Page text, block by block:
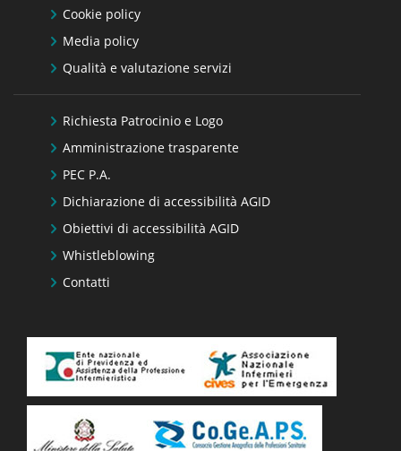
Cookie policy
Media policy
Qualità e valutazione servizi
Richiesta Patrocinio e Logo
Amministrazione trasparente
PEC P.A.
Dichiarazione di accessibilità AGID
Obiettivi di accessibilità AGID
Whistleblowing
Contatti